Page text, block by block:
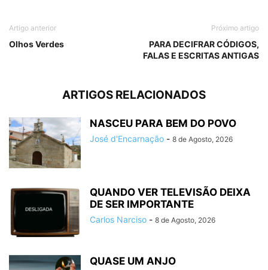
Artigo anterior
Olhos Verdes
Próximo artigo
PARA DECIFRAR CÓDIGOS,
FALAS E ESCRITAS ANTIGAS
ARTIGOS RELACIONADOS
NASCEU PARA BEM DO POVO
José d'Encarnação - 8 de Agosto, 2026
QUANDO VER TELEVISÃO DEIXA
DE SER IMPORTANTE
Carlos Narciso - 8 de Agosto, 2026
QUASE UM ANJO